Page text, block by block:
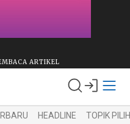
ARTIKEL
HEADLINE TOPIK